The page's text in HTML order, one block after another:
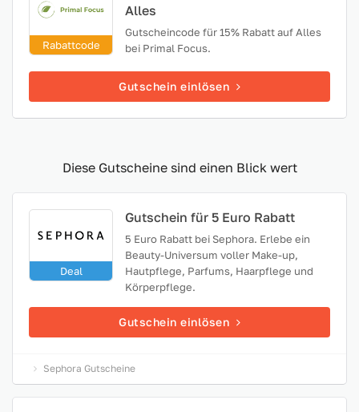
Rabattcode
Alles
Gutscheincode für 15% Rabatt auf Alles
bei Primal Focus.
Gutschein einlösen
Diese Gutscheine sind einen Blick wert
Deal
Gutschein für 5 Euro Rabatt
5 Euro Rabatt bei Sephora. Erlebe ein
Beauty-Universum voller Make-up,
Hautpflege, Parfums, Haarpflege und
Körperpflege.
Gutschein einlösen
Sephora Gutscheine